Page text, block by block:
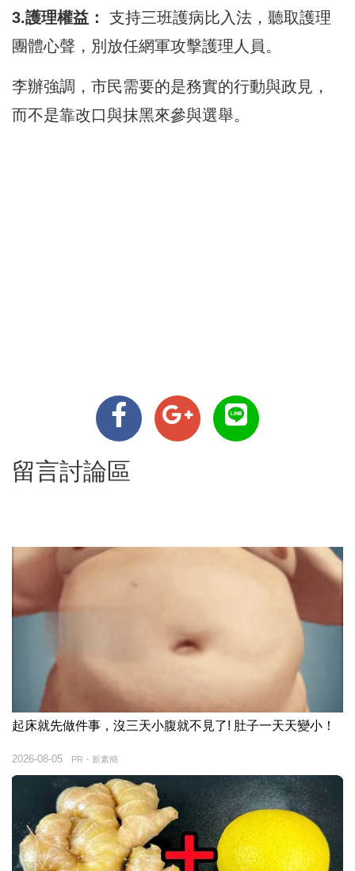
3.護理權益：
支持三班護病比入法，聽取護理
團體心聲，別放任網軍攻擊護理人員。
李辦強調，市民需要的是務實的行動與政見，
而不是靠改口與抹黑來參與選舉。
留言討論區
起床就先做件事，沒三天小腹就不見了! 肚子一天天變小！
PR・新素簡
2026-08-05